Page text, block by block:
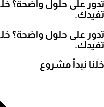
تدور على حلول واضحة؟
تفيدك.
تدور على حلول واضحة؟
تفيدك.
خلّنا نبدأ مشروع